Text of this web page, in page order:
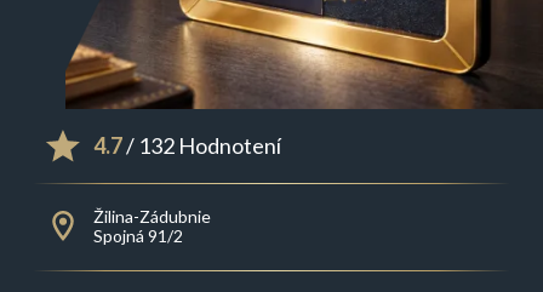
4.7/ 132 Hodnotení
Žilina-Zádubnie
Spojná 91/2